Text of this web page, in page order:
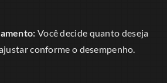
Você decide quanto deseja
conforme o desempenho.